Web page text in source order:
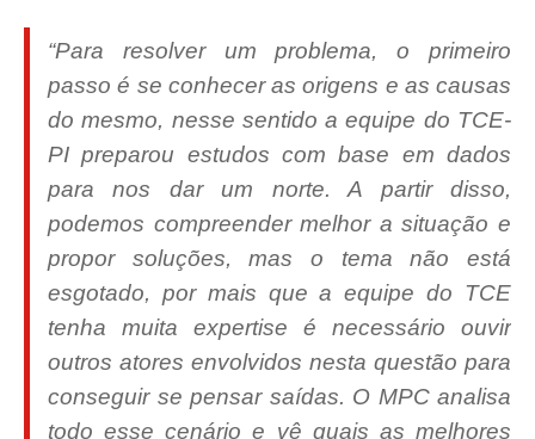
“Para resolver um problema, o primeiro
passo é se conhecer as origens e as causas
do mesmo, nesse sentido a equipe do TCE-
PI preparou estudos com base em dados
para nos dar um norte. A partir disso,
podemos compreender melhor a situação e
propor soluções, mas o tema não está
esgotado, por mais que a equipe do TCE
tenha muita expertise é necessário ouvir
outros atores envolvidos nesta questão para
conseguir se pensar saídas. O MPC analisa
todo esse cenário e vê quais as melhores